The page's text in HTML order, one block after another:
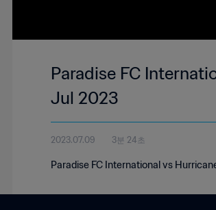
Paradise FC
Jul 2023
2023.07.09 3분 24초
Paradise FC International vs